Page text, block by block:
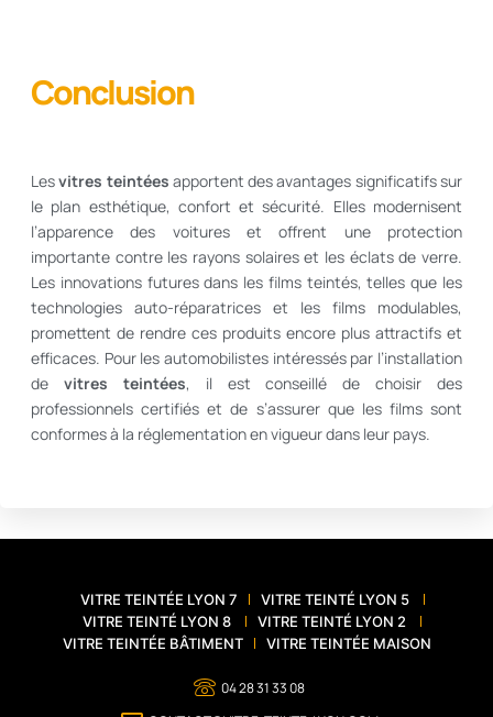
Conclusion
Lesvitres teintées apportent des avantages significatifs sur
le plan esthétique, confort et sécurité. Elles modernisent
l’apparence des voitures et offrent une protection
importante contre les rayons solaires et les éclats de verre.
Les innovations futures dans les films teintés, telles que les
technologies auto-réparatrices et les films modulables,
promettent de rendre ces produits encore plus attractifs et
efficaces. Pour les automobilistes intéressés par l’installation
de vitres teintées, il est conseillé de choisir des
professionnels certifiés et de s’assurer que les films sont
conformes à la réglementation en vigueur dans leur pays.
VITRE TEINTÉE LYON 7
VITRE TEINTÉ LYON 5
VITRE TEINTÉ LYON 8
VITRE TEINTÉ LYON 2
VITRE TEINTÉE BÂTIMENT
VITRE TEINTÉE MAISON
04 28 31 33 08